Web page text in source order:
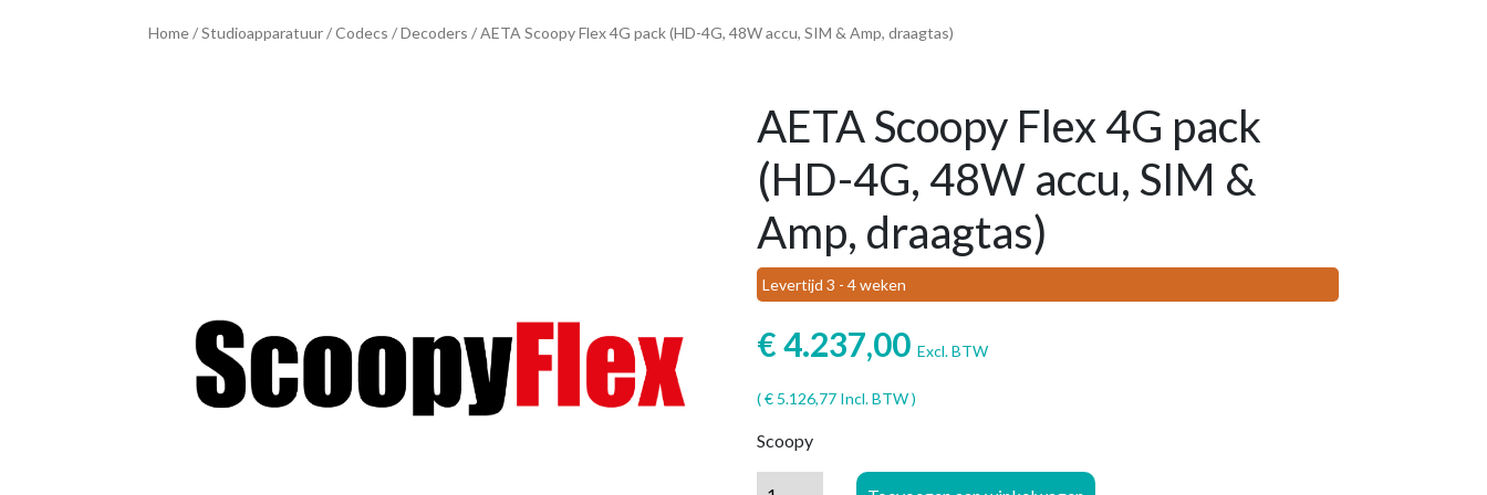
Home/Studioapparatuur/Codecs /Decoders / AETA Scoopy Flex 4G pack (HD-4G, 48W accu, SIM & Amp, draagtas)
AETA Scoopy Flex 4G pack
(HD-4G, 48W accu, SIM &
Amp, draagtas)
Levertijd 3 - 4 weken
€4.237,00 Excl. BTW
(€ 5.126,77 Incl. BTW )
Scoopy